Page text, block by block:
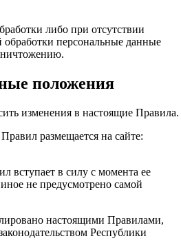
либо при отсутствии
персональные данные
положения
изменения в настоящие Правила.
размещается на сайте:
вступает в силу с момента ее
не предусмотрено самой
настоящими Правилами,
Республики